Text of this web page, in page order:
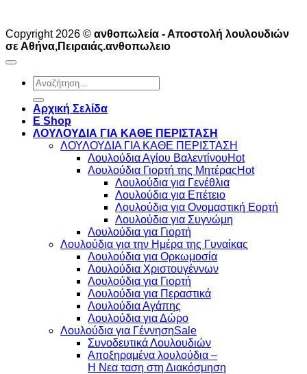
Copyright 2026 © ανθοπωλεία - Αποστολή λουλουδιών
σε Αθήνα,Πειραιάς.ανθοπωλειο
Αναζήτηση
για:
Αρχική Σελίδα
E Shop
ΛΟΥΛΟΥΔΙΑ ΓΙΑ ΚΑΘΕ ΠΕΡΙΣΤΑΣΗ
ΛΟΥΛΟΥΔΙΑ ΓΙΑ ΚΑΘΕ ΠΕΡΙΣΤΑΣΗ
Λουλούδια Αγίου Βαλεντίνου
Λουλούδια Γιορτή της Μητέρας
Λουλούδια για Γενέθλια
Λουλούδια για Επέτειο
Λουλούδια για Ονομαστική Εορτή
Λουλούδια για Συγνώμη
Λουλούδια για Γιορτή
Λουλούδια για την Ημέρα της Γυναίκας
Λουλούδια για Ορκωμοσία
Λουλούδια Χριστουγέννων
Λουλούδια για Γιορτή
Λουλούδια για Περαστικά
Λουλούδια Αγάπης
Λουλούδια για Δώρο
Λουλούδια για Γέννηση
Συνοδευτικά Λουλουδιών
Αποξηραμένα λουλούδια –
Η Νεα ταση στη Διακόσμηση